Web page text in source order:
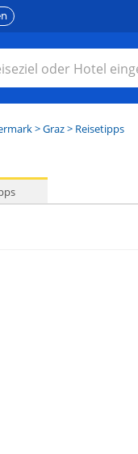
>Graz> Reisetipps